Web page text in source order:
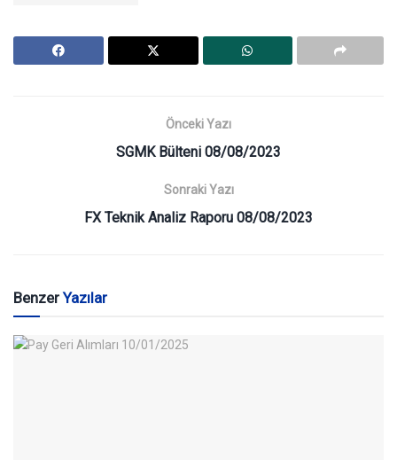
Önceki Yazı
SGMK Bülteni 08/08/2023
Sonraki Yazı
FX Teknik Analiz Raporu 08/08/2023
BenzerYazılar